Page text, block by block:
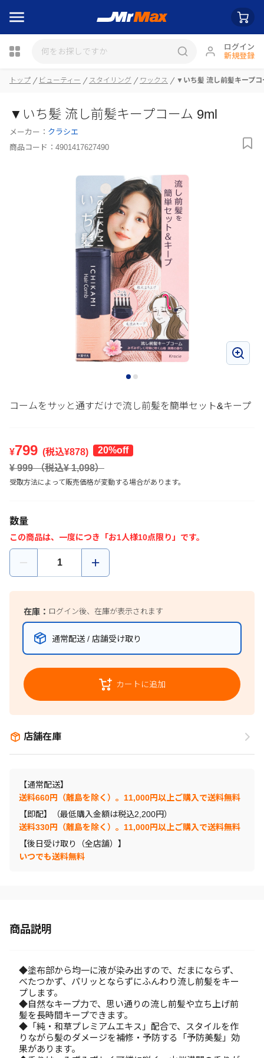
ログイン
新規登録
瓶詰
トップ ビューティー スタイリング ワックス ▼いち髪 流し前髪キープ
▼いち髪 流し前髪キープコーム 9ml
メーカー： クラシエ
商品コード： 4901417627490
コームをサッと通すだけで流し前髪を簡単セット&キープ
¥799 (税込¥878)
20%off
¥ 999（税込¥1,098）
受取方法によって販売価格が変動する場合があります。
数量
この商品は、一度につき「お1人様10点限り」です。
在庫： ログイン後、在庫が表示されます
通常配送 / 店舗受け取り
カートに追加
店舗在庫
【通常配送】
送料660円（離島を除く）。11,000円以上ご購入で送料無料
【即配】（最低購入金額は税込2,200円）
送料330円（離島を除く）。11,000円以上ご購入で送料無料
【後日受け取り（全店舗）】
いつでも送料無料
商品説明
◆塗布部から均一に液が染み出すので、だまにならず、
べたつかず、パリッとならずにふんわり流し前髪をキー
プします。
◆自然なキープ力で、思い通りの流し前髪や立ち上げ前
髪を長時間キープできます。
◆「純・和草プレミアムエキス」配合で、スタイルを作
りながら髪のダメージを補修・予防する「予防美髪」効
果があります。